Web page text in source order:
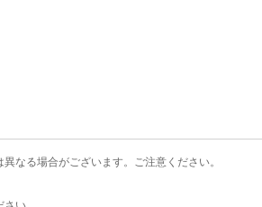
なる場合がございます。ご注意ください。